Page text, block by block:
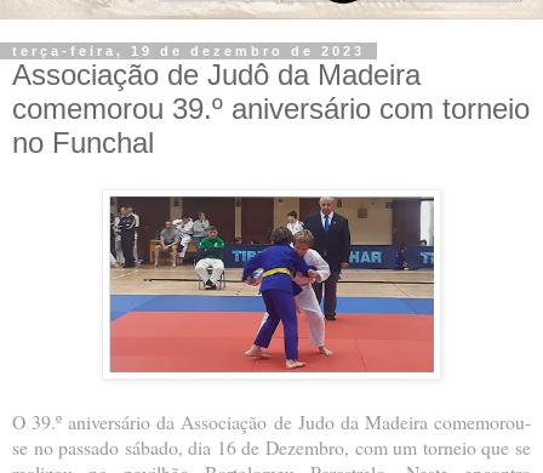
terça-feira, 19 de dezembro de 2023
Associação de Judô da Madeira
comemorou 39.º aniversário com torneio
no Funchal
O 39.º aniversário da Associação de Judo da Madeira comemorou-
se no passado sábado, dia 16 de Dezembro, com um torneio que se